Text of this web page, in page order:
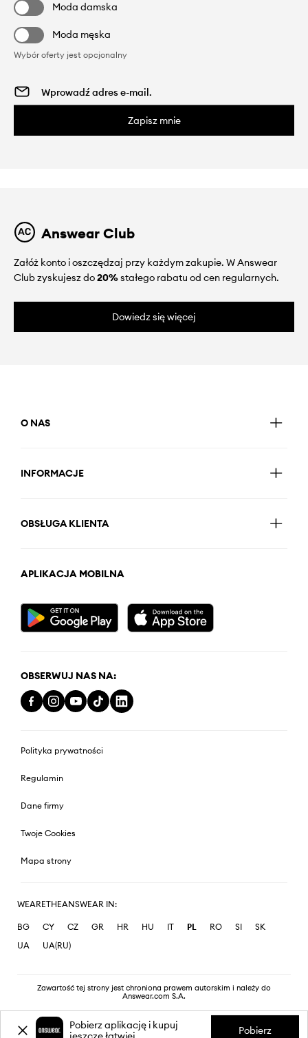
Moda damska
Moda męska
Wybór oferty jest opcjonalny
Zapisz mnie
Answear Club
Załóż konto i oszczędzaj przy każdym zakupie. W Answear
Club zyskujesz do20%stałego rabatu od cen regularnych.
Dowiedz się więcej
O NAS
INFORMACJE
OBSŁUGA KLIENTA
APLIKACJA MOBILNA
OBSERWUJ NAS NA:
Polityka prywatności
Regulamin
Dane firmy
Twoje Cookies
Mapa strony
WEARETHEANSWEAR IN:
BG CY CZ GR HR HU IT PL RO SI
SK
UA
UA(RU)
Zawartość tej strony jest chroniona prawem autorskim i należy do
Answear.com S.A.
Pobierz aplikację i kupuj
Pobierz